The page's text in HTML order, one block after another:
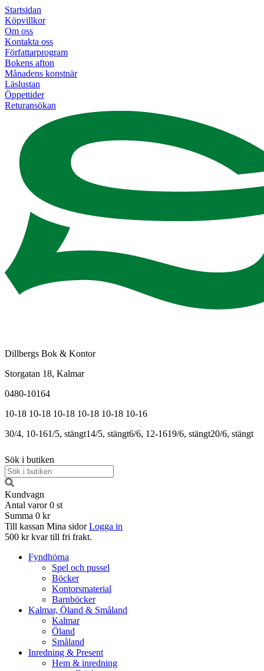
Startsidan
Köpvillkor
Om oss
Kontakta oss
Författarprogram
Bokens afton
Månadens konstnär
Läslustan
Öppettider
Returansökan
Dillbergs Bok & Kontor
Storgatan 18, Kalmar
0480-10164
10-18 10-18 10-18 10-18 10-18 10-16
30/4, 10-161/5, stängt14/5, stängt6/6, 12-1619/6, stängt20/6, stängt
Sök i butiken
Kundvagn
Antal varor 0 st
Summa 0 kr
Till kassan Mina sidor Logga in
500 kr kvar till fri frakt.
Fyndhörna
Spel och pussel
Böcker
Kontorsmaterial
Barnböcker
Kalmar, Öland & Småland
Kalmar
Öland
Småland
Inredning & Present
Hem & inredning